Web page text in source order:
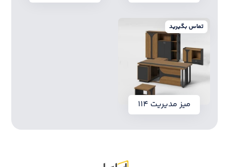
میز مدیریت ۱۱۴
تماس بگیرید